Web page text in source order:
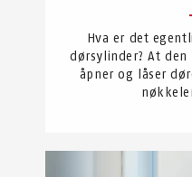
Hva er det
dørsylinder? At
åpner og låser